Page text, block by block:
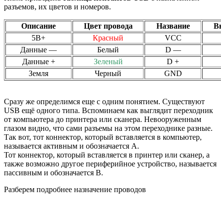
разъемов, их цветов и номеров.
Описание Цвет провода Название
5В+
Красный
VCC
Данные —
Белый
D —
Данные +
Зеленый
D +
Земля
Черный GND
Сразу же определимся еще с одним понятием. Существуют
USB ещё одного типа. Вспоминаем как выглядит переходник
от компьютера до принтера или сканера. Невооруженным
глазом видно, что сами разъемы на этом переходнике разные.
Так вот, тот коннектор, который вставляется в компьютер,
называется активным и обозначается А.
Тот коннектор, который вставляется в принтер или сканер, а
также возможно другое периферийное устройство, называется
пассивным и обозначается B.
Разберем подробнее назначение проводов